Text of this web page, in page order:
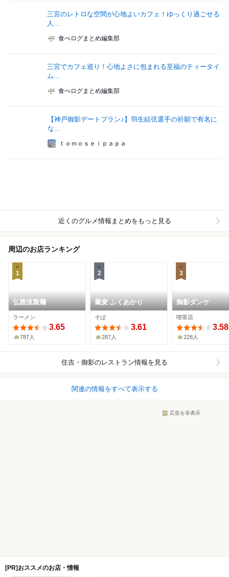
三宮のレトロな空間が心地よいカフェ！ゆっくり過ごせる
人...
食べログまとめ編集部
三宮でカフェ巡り！心地よさに包まれる至福のティータイ
ム...
食べログまとめ編集部
【神戸御影デートプラン♪】羽生結弦選手の祈願で有名に
な...
ｔｏｍｏｓｅｉｐａｐａ
近くのグルメ情報まとめをもっと見る
周辺のお店ランキング
1
弘雅流製麺
ラーメン
3.65
787人
2
蕎麦 ふくあかり
そば
3.61
287人
3
御影ダンケ
喫茶店
3.58
228人
住吉・御影のレストラン情報を見る
関連の情報をすべて表示する
広告を非表示
[PR]おススメのお店・情報